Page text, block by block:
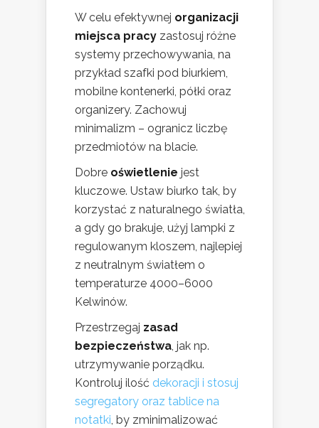
W celu efektywnej organizacji
miejsca pracy zastosuj różne
systemy przechowywania, na
przykład szafki pod biurkiem,
mobilne kontenerki, półki oraz
organizery. Zachowuj
minimalizm – ogranicz liczbę
przedmiotów na blacie.
Dobre oświetlenie jest
kluczowe. Ustaw biurko tak, by
korzystać z naturalnego światła,
a gdy go brakuje, użyj lampki z
regulowanym kloszem, najlepiej
z neutralnym światłem o
temperaturze 4000–6000
Kelwinów.
Przestrzegaj zasad
bezpieczeństwa, jak np.
utrzymywanie porządku.
Kontroluj ilość dekoracji i stosuj
segregatory oraz tablice na
notatki, by zminimalizować